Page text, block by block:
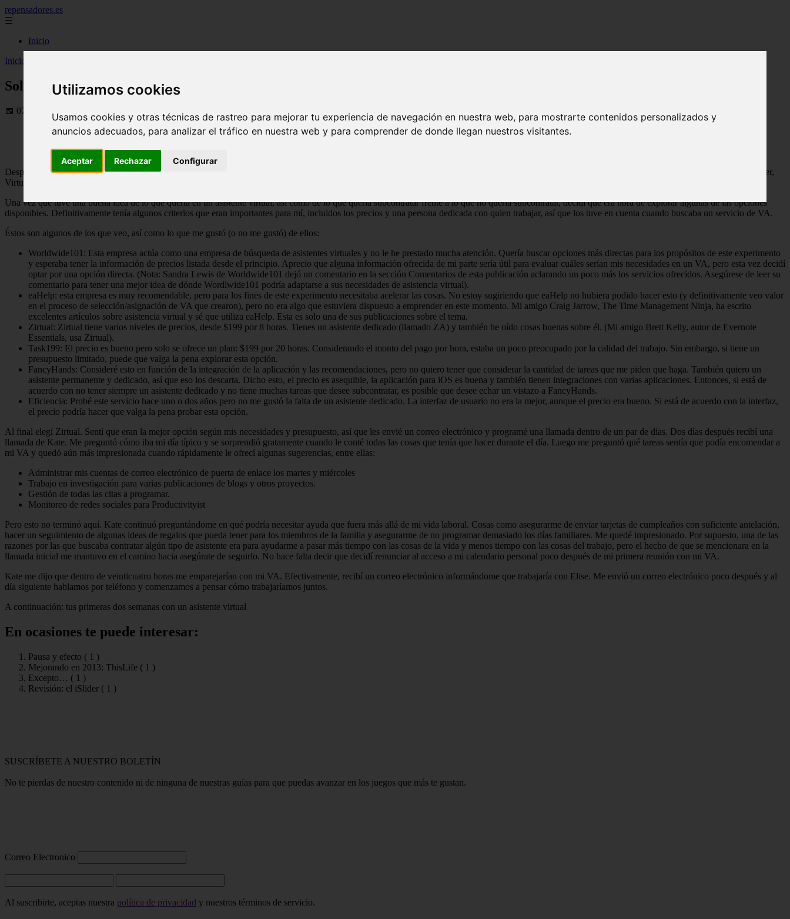
Utilizamos cookies
Usamos cookies y otras técnicas de rastreo para mejorar tu experiencia de navegación en nuestra web, para mostrarte contenidos personalizados y
anuncios adecuados, para analizar el tráfico en nuestra web y para comprender de donde llegan nuestros visitantes.
Aceptar Rechazar Configurar
repensadores.es
☰
Inicio
Inicio
Solicitud de ayuda: encontrar un asistente virtual
📅 07/08/2025
En la primera parte de esta serie de cuatro, compartí cómo busqué un asistente virtual y también revelé qué servicio elegí. (Nota: desde que se publicó esta publicación por primera vez, dejé de usar
embargo, el proceso Todavía vale la pena explorar cómo describir cuándo elegir un servicio de asistente virtual, a pesar de que la elección que hice no fue una relación duradera).
Después de decidir que definitivamente me vendría bien un asistente virtual, comencé a explorar la amplia variedad de opciones disponibles. También me tomé el tiempo de leer el nuevo libro de Chris Ducker,
Virtual Freedom, para descubrir exactamente qué quería asignar a un asistente virtual una vez que tuviera uno.
Una vez que tuve una buena idea de lo que quería en un asistente virtual, así como de lo que quería subcontratar frente a lo que no quería subcontratar, decidí que era hora de explorar algunas de las opciones
disponibles. Definitivamente tenía algunos criterios que eran importantes para mí, incluidos los precios y una persona dedicada con quien trabajar, así que los tuve en cuenta cuando buscaba un servicio de VA.
Éstos son algunos de los que veo, así como lo que me gustó (o no me gustó) de ellos:
Worldwide101: Esta empresa actúa como una empresa de búsqueda de asistentes virtuales y no le he prestado mucha atención. Quería buscar opciones más directas para los propósitos de este experimento
y esperaba tener la información de precios listada desde el principio. Aprecio que alguna información ofrecida de mi parte sería útil para evaluar cuáles serían mis necesidades en un VA, pero esta vez decidí
optar por una opción directa. (Nota: Sandra Lewis de Worldwide101 dejó un comentario en la sección Comentarios de esta publicación aclarando un poco más los servicios ofrecidos. Asegúrese de leer su
comentario para tener una mejor idea de dónde Wordlwide101 podría adaptarse a sus necesidades de asistencia virtual).
eaHelp: esta empresa es muy recomendable, pero para los fines de este experimento necesitaba acelerar las cosas. No estoy sugiriendo que eaHelp no hubiera podido hacer esto (y definitivamente veo valor
en el proceso de selección/asignación de VA que crearon), pero no era algo que estuviera dispuesto a emprender en este momento. Mi amigo Craig Jarrow, The Time Management Ninja, ha escrito
excelentes artículos sobre asistencia virtual y sé que utiliza eaHelp. Esta es solo una de sus publicaciones sobre el tema.
Zirtual: Zirtual tiene varios niveles de precios, desde $199 por 8 horas. Tienes un asistente dedicado (llamado ZA) y también he oído cosas buenas sobre él. (Mi amigo Brett Kelly, autor de Evernote
Essentials, usa Zirtual).
Task199: El precio es bueno pero solo se ofrece un plan: $199 por 20 horas. Considerando el monto del pago por hora, estaba un poco preocupado por la calidad del trabajo. Sin embargo, si tiene un
presupuesto limitado, puede que valga la pena explorar esta opción.
FancyHands: Consideré esto en función de la integración de la aplicación y las recomendaciones, pero no quiero tener que considerar la cantidad de tareas que me piden que haga. También quiero un
asistente permanente y dedicado, así que eso los descarta. Dicho esto, el precio es asequible, la aplicación para iOS es buena y también tienen integraciones con varias aplicaciones. Entonces, si está de
acuerdo con no tener siempre un asistente dedicado y no tiene muchas tareas que desee subcontratar, es posible que desee echar un vistazo a FancyHands.
Eficiencia: Probé este servicio hace uno o dos años pero no me gustó la falta de un asistente dedicado. La interfaz de usuario no era la mejor, aunque el precio era bueno. Si está de acuerdo con la interfaz,
el precio podría hacer que valga la pena probar esta opción.
Al final elegí Zirtual. Sentí que eran la mejor opción según mis necesidades y presupuesto, así que les envié un correo electrónico y programé una llamada dentro de un par de días. Dos días después recibí una
llamada de Kate. Me preguntó cómo iba mi día típico y se sorprendió gratamente cuando le conté todas las cosas que tenía que hacer durante el día. Luego me preguntó qué tareas sentía que podía encomendar a
mi VA y quedó aún más impresionada cuando rápidamente le ofrecí algunas sugerencias, entre ellas:
Administrar mis cuentas de correo electrónico de puerta de enlace los martes y miércoles
Trabajo en investigación para varias publicaciones de blogs y otros proyectos.
Gestión de todas las citas a programar.
Monitoreo de redes sociales para Productivityist
Pero esto no terminó aquí. Kate continuó preguntándome en qué podría necesitar ayuda que fuera más allá de mi vida laboral. Cosas como asegurarme de enviar tarjetas de cumpleaños con suficiente antelación,
hacer un seguimiento de algunas ideas de regalos que pueda tener para los miembros de la familia y asegurarme de no programar demasiado los días familiares. Me quedé impresionado. Por supuesto, una de las
razones por las que buscaba contratar algún tipo de asistente era para ayudarme a pasar más tiempo con las cosas de la vida y menos tiempo con las cosas del trabajo, pero el hecho de que se mencionara en la
llamada inicial me mantuvo en el camino hacia asegúrate de seguirlo. No hace falta decir que decidí renunciar al acceso a mi calendario personal poco después de mi primera reunión con mi VA.
Kate me dijo que dentro de veinticuatro horas me emparejarían con mi VA. Efectivamente, recibí un correo electrónico informándome que trabajaría con Elise. Me envió un correo electrónico poco después y al
día siguiente hablamos por teléfono y comenzamos a pensar cómo trabajaríamos juntos.
A continuación: tus primeras dos semanas con un asistente virtual
En ocasiones te puede interesar:
Pausa y efecto ( 1 )
Mejorando en 2013: ThisLife ( 1 )
Excepto… ( 1 )
Revisión: el iSlider ( 1 )
SUSCRÍBETE A NUESTRO BOLETÍN
No te pierdas de nuestro contenido ni de ninguna de nuestras guías para que puedas avanzar en los juegos que más te gustan.
Correo Electronico
Al suscribirte, aceptas nuestra política de privacidad y nuestros términos de servicio.